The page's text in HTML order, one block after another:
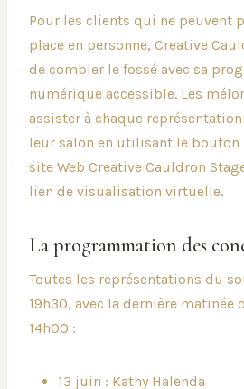
Pour les clients qui ne peuvent
place en personne, Creative
de combler le fossé avec sa
numérique accessible. Les
assister à chaque
leur salon en utilisant le bouton
site Web Creative Cauldron
lien de visualisation virtuelle.
La programmation des
Toutes les représentations du
19h30, avec la dernière matinée
14h00 :
13 juin : Kathy Halenda